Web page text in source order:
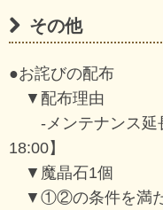
その他
●お詫びの配布
▼配布理由
-メンテナンス延
18:00】
▼魔晶石1個
▼①②の条件を満た